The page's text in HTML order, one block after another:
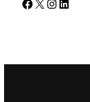
Facebook X Instagram LinkedIn